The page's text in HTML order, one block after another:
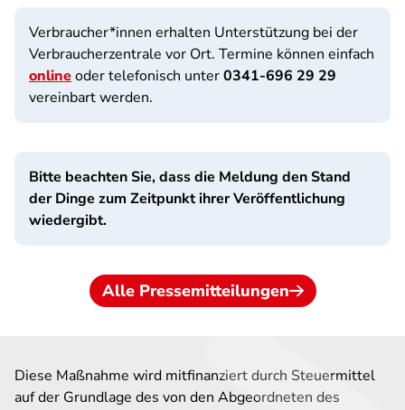
Verbraucher*innen erhalten Unterstützung bei der
Verbraucherzentrale vor Ort. Termine können einfach
onlineoder telefonisch unter0341-696 29 29
vereinbart werden.
Bitte beachten Sie, dass die Meldung den Stand
der Dinge zum Zeitpunkt ihrer Veröffentlichung
wiedergibt.
Alle Pressemitteilungen
Diese Maßnahme wird mitfinanziert durch Steuermittel
auf der Grundlage des von den Abgeordneten des